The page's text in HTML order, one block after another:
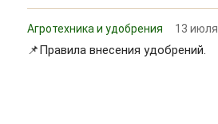
Агротехника и удобрения 13 июля
📌Правила внесения удобрений.